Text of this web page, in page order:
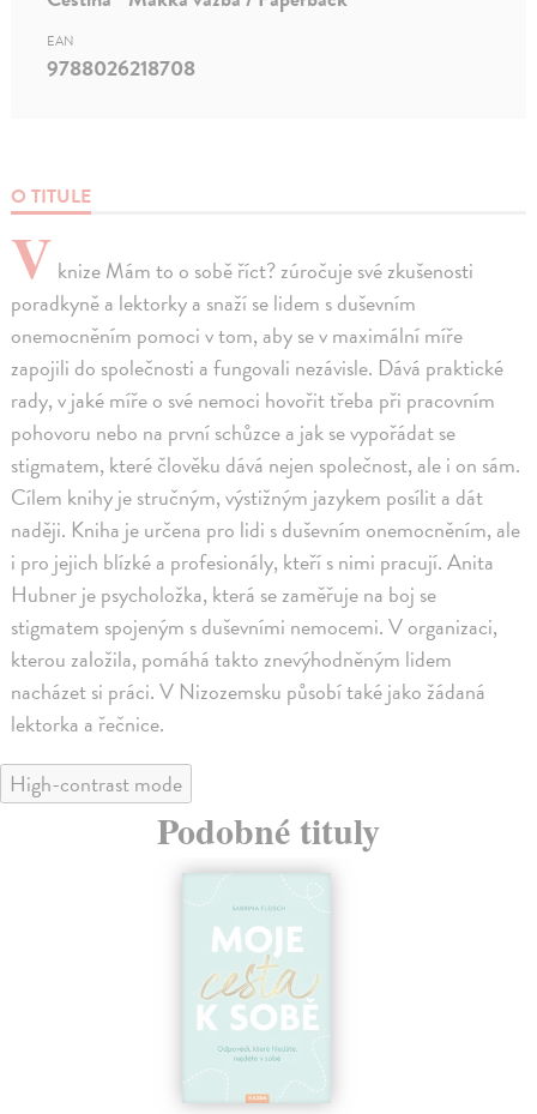
O TITULE
V knize Mám to o sobě říct? zúročuje své zkušenosti
poradkyně a lektorky a snaží se lidem s duševním
onemocněním pomoci v tom, aby se v maximální míře
zapojili do společnosti a fungovali nezávisle. Dává praktické
rady, v jaké míře o své nemoci hovořit třeba při pracovním
pohovoru nebo na první schůzce a jak se vypořádat se
stigmatem, které člověku dává nejen společnost, ale i on sám.
Cílem knihy je stručným, výstižným jazykem posílit a dát
naději. Kniha je určena pro lidi s duševním onemocněním, ale
i pro jejich blízké a profesionály, kteří s nimi pracují. Anita
Hubner je psycholožka, která se zaměřuje na boj se
stigmatem spojeným s duševními nemocemi. V organizaci,
kterou založila, pomáhá takto znevýhodněným lidem
nacházet si práci. V Nizozemsku působí také jako žádaná
lektorka a řečnice.
EAN
9788026218708
High-contrast mode
Podobné tituly